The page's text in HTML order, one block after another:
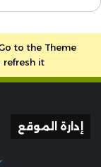
to the Theme
it.
إدارة الموقع